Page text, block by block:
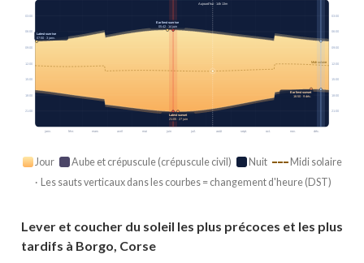
janv. févr. mars avril mai juin juil. août sept. oct. nov. déc.
Midi solaire
03:00 03:00
06:00 06:00
09:00 09:00
12:00 12:00
15:00 15:00
18:00 18:00
21:00 21:00
Aujourd’hui · 14h 13m
Earliest sunrise
05:42 · 14 juin
Latest sunrise
07:50 · 3 janv.
Earliest sunset
16:50 · 9 déc.
Latest sunset
21:05 · 27 juin
Jour Aube et crépuscule (crépuscule civil) Nuit
Midi solaire
· Les sauts verticaux dans les courbes = changement d'heure (DST)
Lever et coucher du soleil les plus précoces et les plus
tardifs à Borgo, Corse